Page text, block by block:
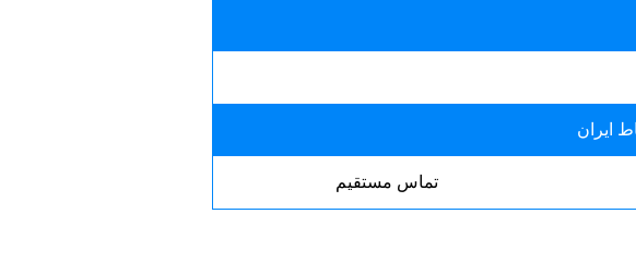
ایران
تماس مستقیم